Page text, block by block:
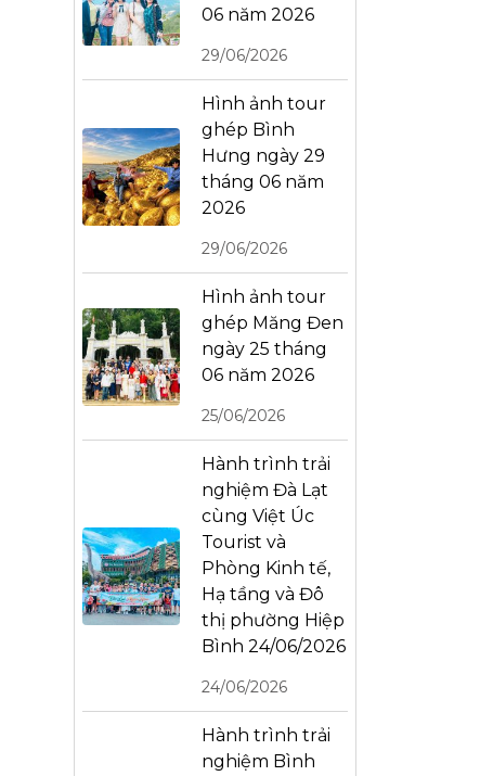
06 năm 2026
29/06/2026
Hình ảnh tour
ghép Bình
Hưng ngày 29
tháng 06 năm
2026
29/06/2026
Hình ảnh tour
ghép Măng Đen
ngày 25 tháng
06 năm 2026
25/06/2026
Hành trình trải
nghiệm Đà Lạt
cùng Việt Úc
Tourist và
Phòng Kinh tế,
Hạ tầng và Đô
thị phường Hiệp
Bình 24/06/2026
24/06/2026
Hành trình trải
nghiệm Bình